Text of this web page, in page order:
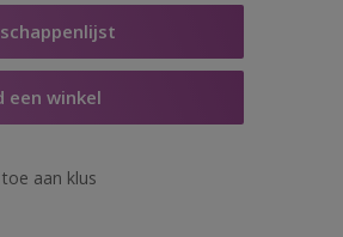
een winkel
aan klus